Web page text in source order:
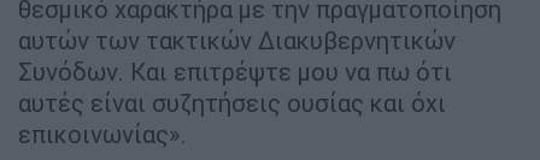
θεσμικό χαρακτήρα με την πραγματοποίηση
αυτών των τακτικών Διακυβερνητικών
Συνόδων. Και επιτρέψτε μου να πω ότι
αυτές είναι συζητήσεις ουσίας και όχι
επικοινωνίας».